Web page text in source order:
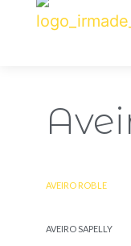
AVEIRO ROBLE
AVEIRO SAPELLY